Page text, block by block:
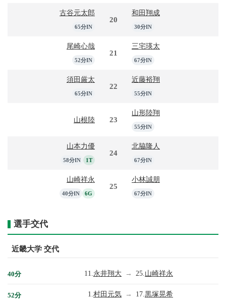
古谷元太郎
65分IN
20
和田翔成
30分IN
尾崎心哉
52分IN
21
三宅瑛太
67分IN
須田厳太
65分IN
22
近藤裕翔
55分IN
山根陸 23
山形陸翔
55分IN
山本力優
58分IN 1T
24
北脇隆人
67分IN
山崎祥永
40分IN 6G
25
小林誠朋
67分IN
選手交代
近畿大学 交代
40分 11. 永井翔大 → 25. 山崎祥永
52分 1. 村田元気 → 17. 黒塚晃希